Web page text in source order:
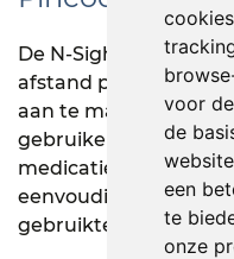
voor
de
een
te
onze
De N-Sight software
afstand pincodes te
aan te maken en
gebruikers voor het
medicatielades. Vindt
eenvoudig terug aan
gebruikte wifi-